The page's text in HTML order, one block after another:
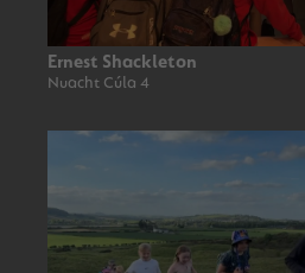
Ernest Shackleton
Nuacht Cúla 4